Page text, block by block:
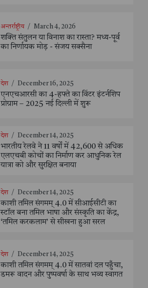
अन्तर्राष्ट्रीय / March 4, 2026
शक्ति संतुलन या विनाश का रास्ता? मध्य-पूर्व
का निर्णायक मोड़ - संजय सक्सैना
देश / December 16, 2025
एनएचआरसी का 4-हफ्ते का विंटर इंटर्नशिप
प्रोग्राम – 2025 नई दिल्ली में शुरू
देश / December 14, 2025
भारतीय रेलवे ने 11 वर्षों में 42,600 से अधिक
एलएचबी कोचों का निर्माण कर आधुनिक रेल
यात्रा को और सुरक्षित बनाया
देश / December 14, 2025
काशी तमिल संगमम् 4.0 में सीआईसीटी का
स्टॉल बना तमिल भाषा और संस्कृति का केंद्र,
‘तमिल करकलाम’ से सीखना हुआ सरल
देश / December 14, 2025
काशी तमिल संगमम् 4.0 में सातवां दल पहुँचा,
डमरू वादन और पुष्पवर्षा के साथ भव्य स्वागत